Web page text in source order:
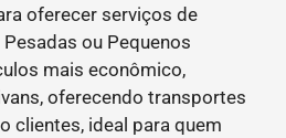
oferecer serviços de
ou Pequenos
mais econômico,
oferecendo transportes
clientes, ideal para quem